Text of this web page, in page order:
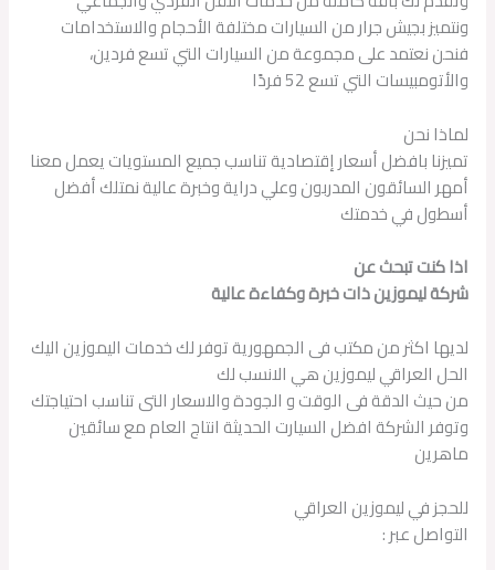
ونتميز بجيش جرار من السيارات مختلفة الأحجام والاستخدامات
فنحن نعتمد على مجموعة من السيارات التي تسع فردين،
والأتومبيسات التي تسع 52 فردًا
لماذا نحن
تميزنا بافضل أسعار إقتصادية تناسب جميع المستويات يعمل معنا
أمهر السائقون المدربون وعلي دراية وخبرة عالية نمتلك أفضل
أسطول في خدمتك
اذا كنت تبحث عن
شركة ليموزين ذات خبرة وكفاءة عالية
لديها اكثر من مكتب فى الجمهورية توفر لك خدمات اليموزين اليك
الحل العراقي ليموزين هي الانسب لك
من حيث الدقة فى الوقت و الجودة والاسعار التى تناسب احتياجتك
وتوفر الشركة افضل السيارت الحديثة انتاج العام مع سائقين
ماهرين
للحجز في ليموزين العراقي
التواصل عبر :